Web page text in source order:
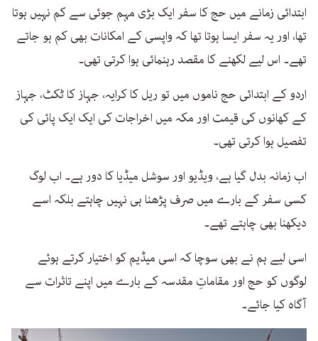
ابتدائی زمانے میں حج کا سفر ایک بڑی مہم جوئی سے کم نہیں ہوتا
تھا، اور یہ سفر ایسا ہوتا تھا کہ واپسی کے امکانات بھی کم ہو جاتے
تھے۔ اس لیے لکھنے کا مقصد رہنمائی ہوا کرتی تھی۔
اردو کے ابتدائی حج ناموں میں تو ریل کا کرایہ، جہاز کا ٹکٹ، جہاز
کے کھانوں کی قیمت اور مکہ میں اخراجات کی ایک ایک پائی کی
تفصیل ہوا کرتی تھی۔
اب زمانہ بدل گیا ہے، ویڈیو اور سوشل میڈیا کا دور ہے۔ اب لوگ
کسی سفر کے بارے میں صرف پڑھنا ہی نہیں چاہتے بلکہ اسے
دیکھنا بھی چاہتے تھے۔
اسی لیے ہم نے بھی سوچا کہ اسی میڈیم کو اختیار کرتے ہوئے
لوگوں کو حج اور مقاماتِ مقدسہ کے بارے میں اپنے تاثرات سے
آگاہ کیا جائے۔